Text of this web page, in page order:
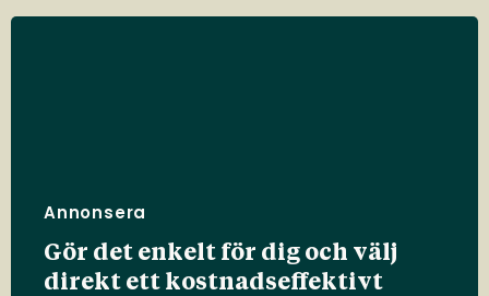
Annonsera
Gör det enkelt för dig och välj
direkt ett kostnadseffektivt